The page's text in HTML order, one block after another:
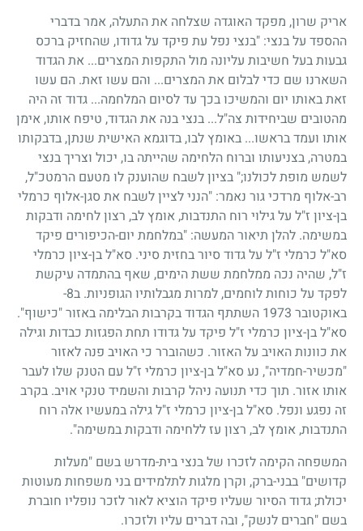
אריק שרון, מפקד האוגדה שצלחה את התעלה, אמר בדברי
ההספד על בנצי: "בנצי נפל עת פיקד על גדודו, שהחזיק ברכס
גבעות בעל חשיבות עליונה מול התקפות המצרים... את הגדוד
השארנו שם כדי לבלום את המצרים... והם עשו זאת. הם עשו
זאת באותו יום והמשיכו בכך עד לסיום המלחמה... גדוד זה היה
מהטובים שביחידות צה"ל... בנצי בנה את הגדוד, טיפח אותו, אימן
אותו ועמד בראשו... באומץ לבו, בדוגמא האישית שנתן, בדבקותו
במטרה, בצניעותו וברוח הלחימה שהייתה בו, יכול וצריך בנצי
לשמש מופת לכולנו;" בציון לשבח שהוענק לו מטעם הרמטכ"ל,
רב-אלוף מרדכי גור נאמר: "הנני לציין לשבח את סגן-אלוף כרמלי
בן-ציון ז"ל על גילוי רוח התנדבות, אומץ לב, רצון לחימה ודבקות
במשימה. להלן תיאור המעשה: "במלחמת יום-הכיפורים פיקד
סא"ל כרמלי ז"ל על גדוד סיור בחזית סיני. סא"ל בן-ציון כרמלי
ז"ל, שהיה נכה ממלחמת ששת הימים, שאף בהתמדה עיקשת
לפקד על כוחות לוחמים, למרות מגבלותיו הגופניות. ב8
-
באוקטובר 1973 השתתף הגדוד בקרבות הבלימה באזור "כישוף".
סא"ל בן-ציון כרמלי ז"ל פיקד על גדודו תחת הפגזות כבדות וגילה
את כוונות האויב על האזור. כשהוברר כי האויב פנה לאזור
"מכשיר-חמדיה", נע סא"ל בן-ציון כרמלי ז"ל עם הטנק שלו לעבר
אותו אזור. תוך כדי תנועה ניהל קרבות והשמיד טנקי אויב. בקרב
זה נפגע ונפל. סא"ל בן-ציון כרמלי ז"ל גילה במעשיו אלה רוח
התנדבות, אומץ לב, רצון עז ללחימה ודבקות במשימה".
המשפחה הקימה לזכרו של בנצי בית-מדרש בשם "מעלות
קדושים" בבני-ברק, וקרן מלגות לתלמידים בני משפחות מעוטות
יכולת; גדוד הסיור שעליו פיקד הוציא לאור לזכר נופליו חוברת
בשם "חברים לנשק", ובה דברים עליו ולזכרו.